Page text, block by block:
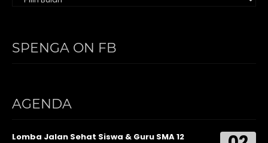
SPENGA ON FB
AGENDA
Lomba Jalan Sehat Siswa & Guru SMA 12